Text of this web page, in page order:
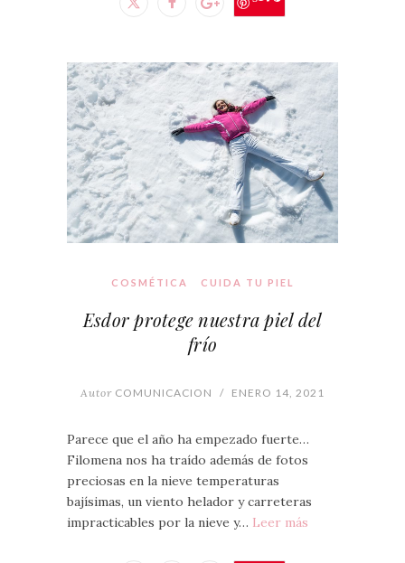
COSMÉTICA CUIDA TU PIEL
Esdor protege nuestra piel del
frío
Autor COMUNICACION / ENERO 14, 2021
Parece que el año ha empezado fuerte…
Filomena nos ha traído además de fotos
preciosas en la nieve temperaturas
bajísimas, un viento helador y carreteras
impracticables por la nieve y… Leer más